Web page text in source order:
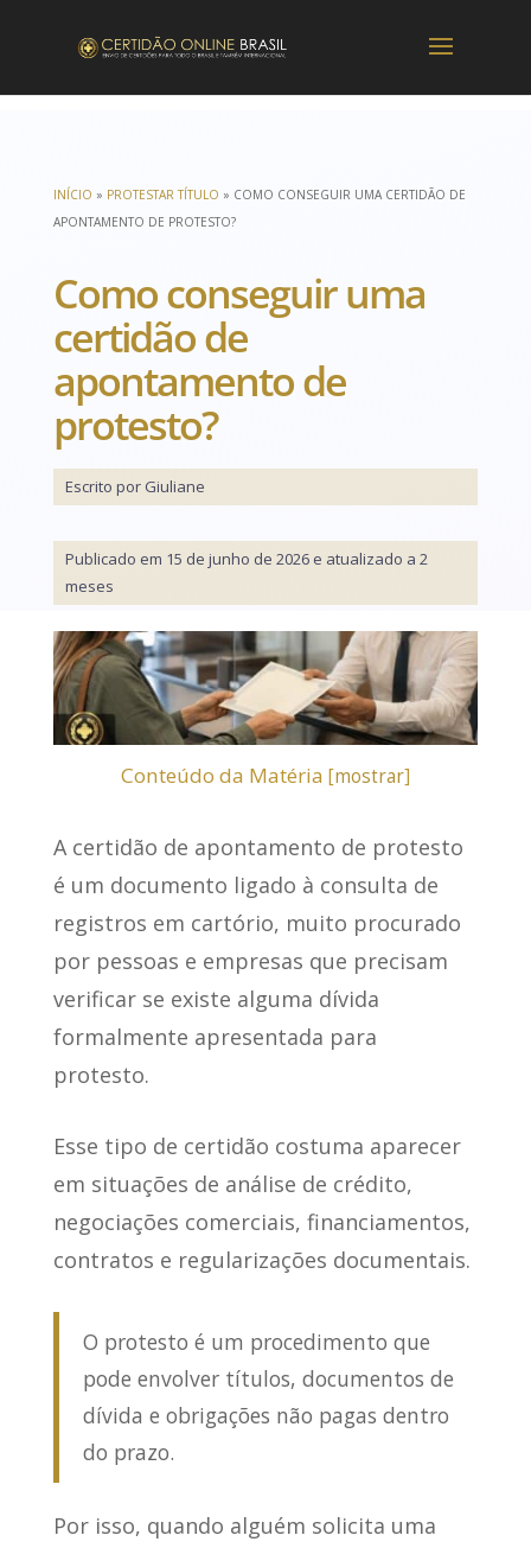
INÍCIO » PROTESTAR TÍTULO » COMO CONSEGUIR UMA CERTIDÃO DE
APONTAMENTO DE PROTESTO?
Como conseguir uma
certidão de
apontamento de
protesto?
Escrito por Giuliane
Publicado em 15 de junho de 2026 e atualizado a 2
meses
Conteúdo da Matéria [mostrar]
A certidão de apontamento de protesto
é um documento ligado à consulta de
registros em cartório, muito procurado
por pessoas e empresas que precisam
verificar se existe alguma dívida
formalmente apresentada para
protesto.
Esse tipo de certidão costuma aparecer
em situações de análise de crédito,
negociações comerciais, financiamentos,
contratos e regularizações documentais.
O protesto é um procedimento que
pode envolver títulos, documentos de
dívida e obrigações não pagas dentro
do prazo.
Por isso, quando alguém solicita uma